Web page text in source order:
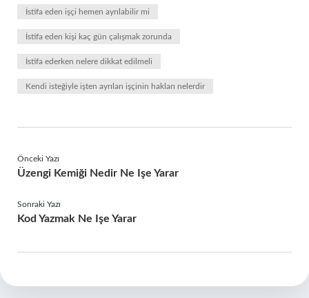
İstifa eden işçi hemen ayrılabilir mi
İstifa eden kişi kaç gün çalışmak zorunda
İstifa ederken nelere dikkat edilmeli
Kendi isteğiyle işten ayrılan işçinin hakları nelerdir
Önceki Yazı
Üzengi Kemiği Nedir Ne Işe Yarar
Sonraki Yazı
Kod Yazmak Ne Işe Yarar